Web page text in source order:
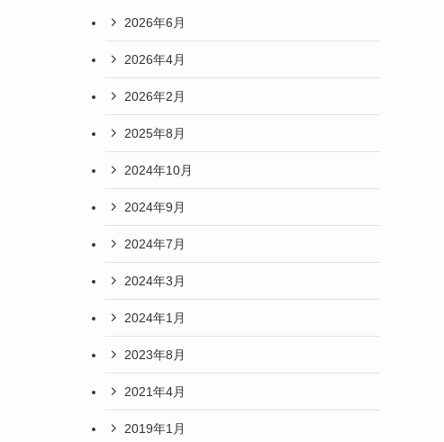
2026年6月
2026年4月
2026年2月
2025年8月
2024年10月
2024年9月
2024年7月
2024年3月
2024年1月
2023年8月
2021年4月
2019年1月